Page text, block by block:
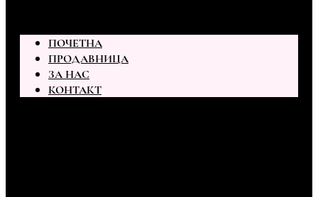
ПОЧЕТНА
ПРОДАВНИЦА
ЗА НАС
КОНТАКТ